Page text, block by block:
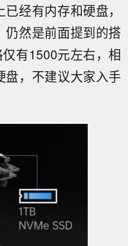
经有内存和硬盘，
仍然是前面提到的搭
有1500元左右，相
，不建议大家入手